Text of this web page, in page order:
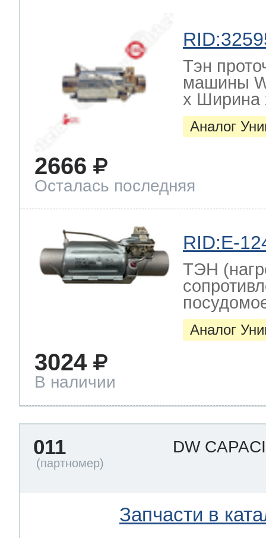
Тэн
машины
х Ширина
Аналог
2666
Осталась последняя
RID:E-
ТЭН
Аналог
3024
В наличии
011 DW
Запчасти в